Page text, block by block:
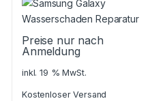
Preise nur nach
Anmeldung
inkl. 19 % MwSt.
Kostenloser Versand